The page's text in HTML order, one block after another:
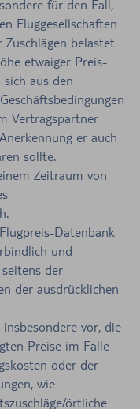
für den Fall,
Fluggesellschaften
belastet
etwaiger Preis-
aus den
Vertragspartner
er auch
sollte.
Zeitraum von
Datenbank
und
der
der ausdrücklichen
vor, die
Preise im Falle
oder der
wie
örtliche